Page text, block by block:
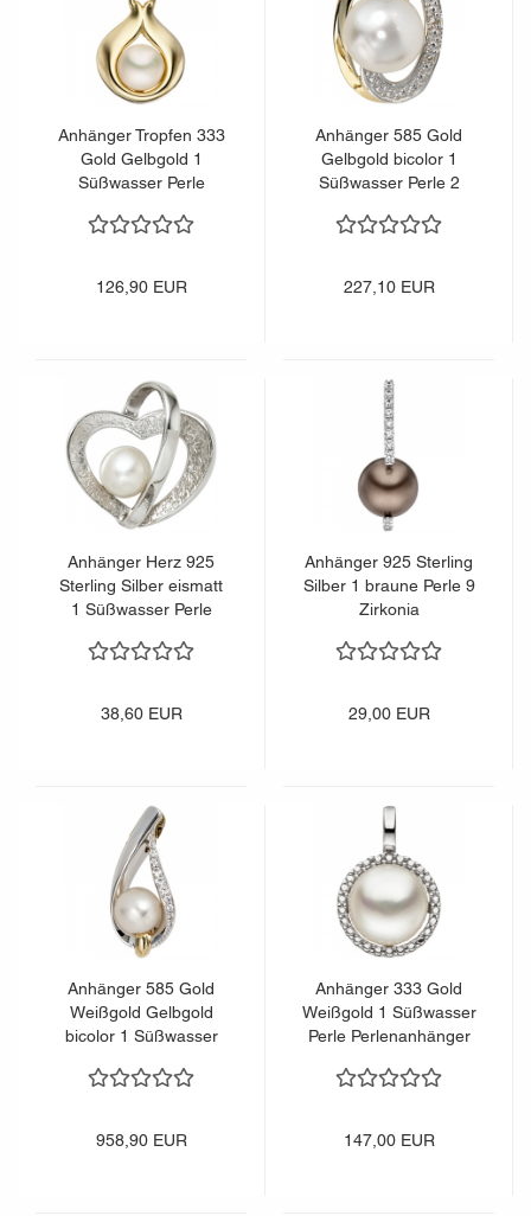
Anhänger Tropfen 333
Gold Gelbgold 1
Süßwasser Perle
Goldanhänger
126,90 EUR
Anhänger 585 Gold
Gelbgold bicolor 1
Süßwasser Perle 2
Perlenanhänger
227,10 EUR
Anhänger Herz 925
Sterling Silber eismatt
1 Süßwasser Perle
38,60 EUR
Anhänger 925 Sterling
Silber 1 braune Perle 9
Zirkonia
29,00 EUR
Anhänger 585 Gold
Weißgold Gelbgold
bicolor 1 Süßwasser
958,90 EUR
Anhänger 333 Gold
Weißgold 1 Süßwasser
Perle Perlenanhänger
147,00 EUR